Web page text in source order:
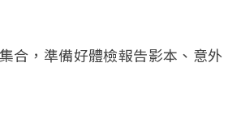
合，準備好體檢報告影本、意外